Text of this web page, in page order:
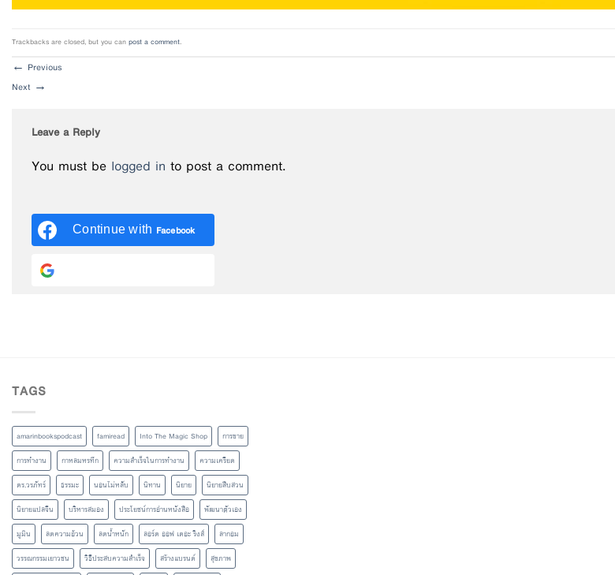
Trackbacks are closed, but you canpost a comment.
← Previous
Next →
Leave a Reply
You must be logged in to post a comment.
Continue with Facebook
TAGS
amarinbookspodcast famiread Into The Magic Shop
การขาย
การทำงาน
กาหลมหรทึก ความสำเร็จในการทำงาน
ความเครียด
ดร.วรภัทร์
ธรรมะ นอนไม่หลับ นิทาน นิยาย
นิยายสืบสวน
นิยายแปลจีน
บริหารสมอง ประโยชน์การอ่านหนังสือ
พัฒนาตัวเอง
มูมิน
ลดความอ้วน ลดน้ำหนัก ลอร์ด ออฟ เดอะ ริงส์
ลากอม
วรรณกรรมเยาวชน
วิธีประสบความสำเร็จ สร้างแบรนด์
สุขภาพ